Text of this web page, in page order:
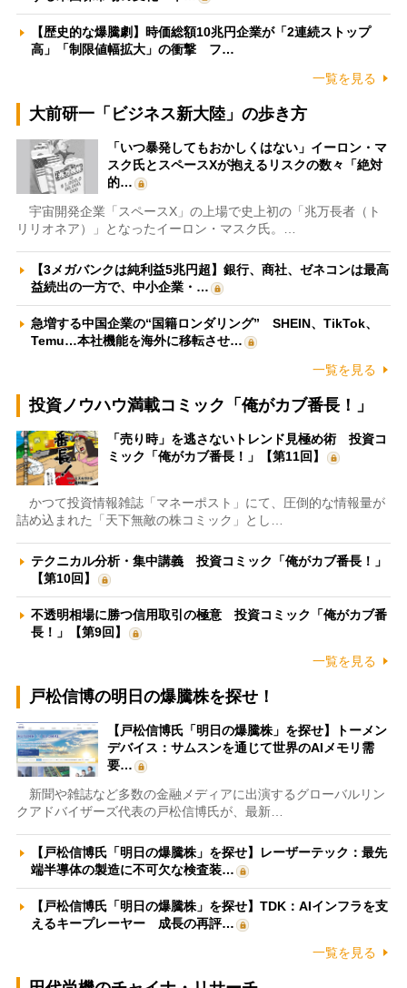
【歴史的な爆騰劇】時価総額10兆円企業が「2連続ストップ
高」「制限値幅拡大」の衝撃 フ…
一覧を見る
大前研一「ビジネス新大陸」の歩き方
「いつ暴発してもおかしくはない」イーロン・マ
スク氏とスペースXが抱えるリスクの数々「絶対
的…
宇宙開発企業「スペースX」の上場で史上初の「兆万長者（ト
リリオネア）」となったイーロン・マスク氏。…
【3メガバンクは純利益5兆円超】銀行、商社、ゼネコンは最高
益続出の一方で、中小企業・…
急増する中国企業の“国籍ロンダリング” SHEIN、TikTok、
Temu…本社機能を海外に移転させ…
一覧を見る
投資ノウハウ満載コミック「俺がカブ番長！」
「売り時」を逃さないトレンド見極め術 投資コ
ミック「俺がカブ番長！」【第11回】
かつて投資情報雑誌「マネーポスト」にて、圧倒的な情報量が
詰め込まれた「天下無敵の株コミック」とし…
テクニカル分析・集中講義 投資コミック「俺がカブ番長！」
【第10回】
不透明相場に勝つ信用取引の極意 投資コミック「俺がカブ番
長！」【第9回】
一覧を見る
戸松信博の明日の爆騰株を探せ！
【戸松信博氏「明日の爆騰株」を探せ】トーメン
デバイス：サムスンを通じて世界のAIメモリ需
要…
新聞や雑誌など多数の金融メディアに出演するグローバルリン
クアドバイザーズ代表の戸松信博氏が、最新…
【戸松信博氏「明日の爆騰株」を探せ】レーザーテック：最先
端半導体の製造に不可欠な検査装…
【戸松信博氏「明日の爆騰株」を探せ】TDK：AIインフラを支
えるキープレーヤー 成長の再評…
一覧を見る